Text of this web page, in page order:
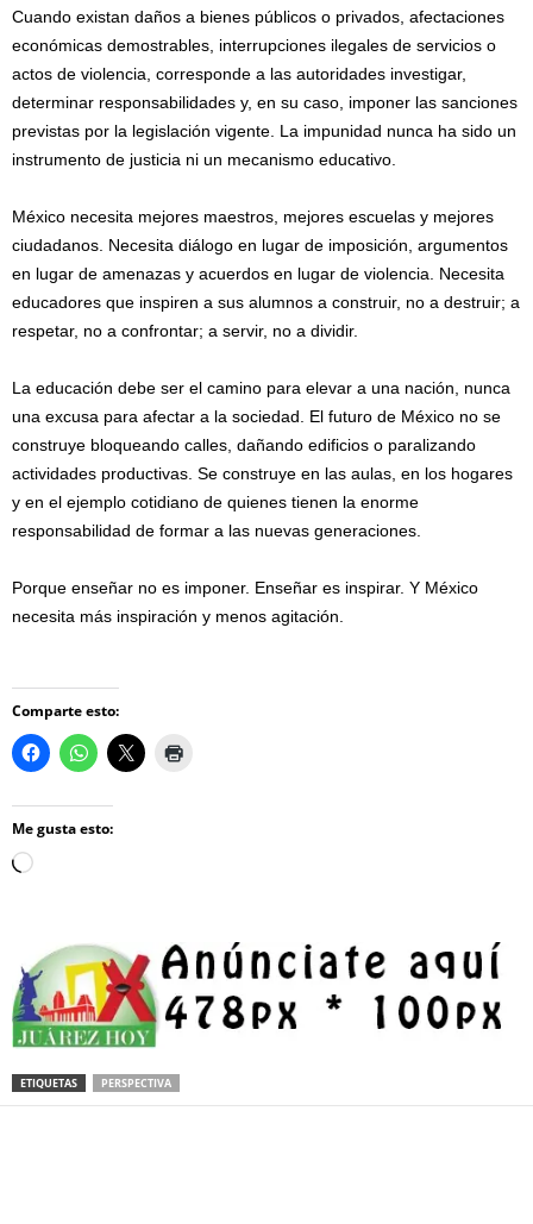
Cuando existan daños a bienes públicos o privados, afectaciones
económicas demostrables, interrupciones ilegales de servicios o
actos de violencia, corresponde a las autoridades investigar,
determinar responsabilidades y, en su caso, imponer las sanciones
previstas por la legislación vigente. La impunidad nunca ha sido un
instrumento de justicia ni un mecanismo educativo.
México necesita mejores maestros, mejores escuelas y mejores
ciudadanos. Necesita diálogo en lugar de imposición, argumentos
en lugar de amenazas y acuerdos en lugar de violencia. Necesita
educadores que inspiren a sus alumnos a construir, no a destruir; a
respetar, no a confrontar; a servir, no a dividir.
La educación debe ser el camino para elevar a una nación, nunca
una excusa para afectar a la sociedad. El futuro de México no se
construye bloqueando calles, dañando edificios o paralizando
actividades productivas. Se construye en las aulas, en los hogares
y en el ejemplo cotidiano de quienes tienen la enorme
responsabilidad de formar a las nuevas generaciones.
Porque enseñar no es imponer. Enseñar es inspirar. Y México
necesita más inspiración y menos agitación.
Comparte esto:
Me gusta esto:
Loading…
ETIQUETAS PERSPECTIVA